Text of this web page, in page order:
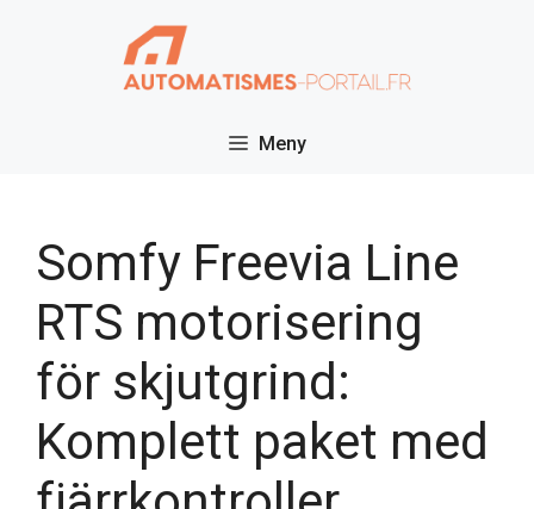
Meny
Somfy Freevia Line
RTS motorisering
för skjutgrind:
Komplett paket med